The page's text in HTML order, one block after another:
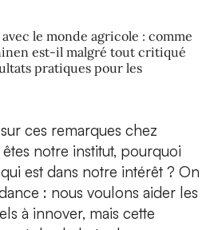
le monde agricole : comme
est-il malgré tout critiqué
pratiques pour les
ces remarques chez
notre institut, pourquoi
est dans notre intérêt ? On
: nous voulons aider les
à innover, mais cette